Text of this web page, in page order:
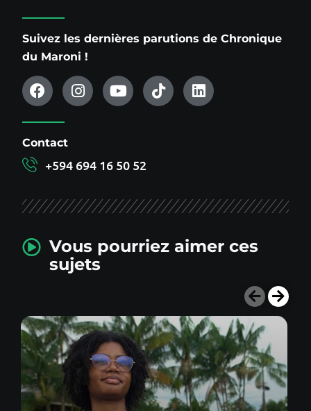
Suivez les dernières parutions de Chronique
du Maroni !
Contact
+594 694 16 50 52
Vous pourriez aimer ces
sujets